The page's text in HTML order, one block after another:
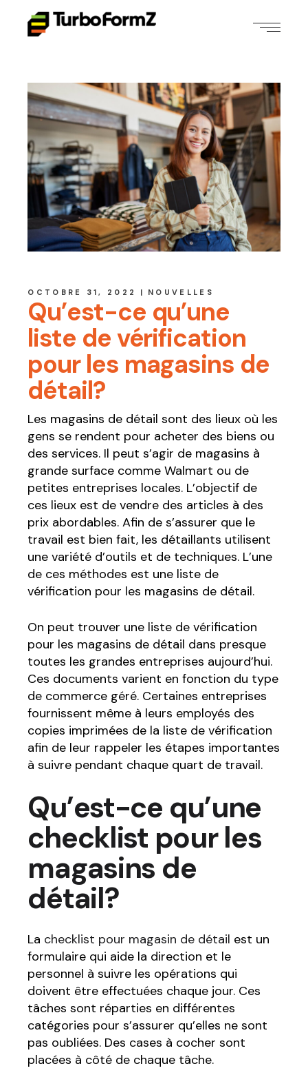
OCTOBRE 31, 2022 NOUVELLES
Qu’est-ce qu’une
liste de vérification
pour les magasins de
détail?
Les magasins de détail sont des lieux où les
gens se rendent pour acheter des biens ou
des services. Il peut s’agir de magasins à
grande surface comme Walmart ou de
petites entreprises locales. L’objectif de
ces lieux est de vendre des articles à des
prix abordables. Afin de s’assurer que le
travail est bien fait, les détaillants utilisent
une variété d’outils et de techniques. L’une
de ces méthodes est une liste de
vérification pour les magasins de détail.
On peut trouver une liste de vérification
pour les magasins de détail dans presque
toutes les grandes entreprises aujourd’hui.
Ces documents varient en fonction du type
de commerce géré. Certaines entreprises
fournissent même à leurs employés des
copies imprimées de la liste de vérification
afin de leur rappeler les étapes importantes
à suivre pendant chaque quart de travail.
Qu’est-ce qu’une
checklist pour les
magasins de
détail?
La checklist pour magasin de détail est un
formulaire qui aide la direction et le
personnel à suivre les opérations qui
doivent être effectuées chaque jour. Ces
tâches sont réparties en différentes
catégories pour s’assurer qu’elles ne sont
pas oubliées. Des cases à cocher sont
placées à côté de chaque tâche.